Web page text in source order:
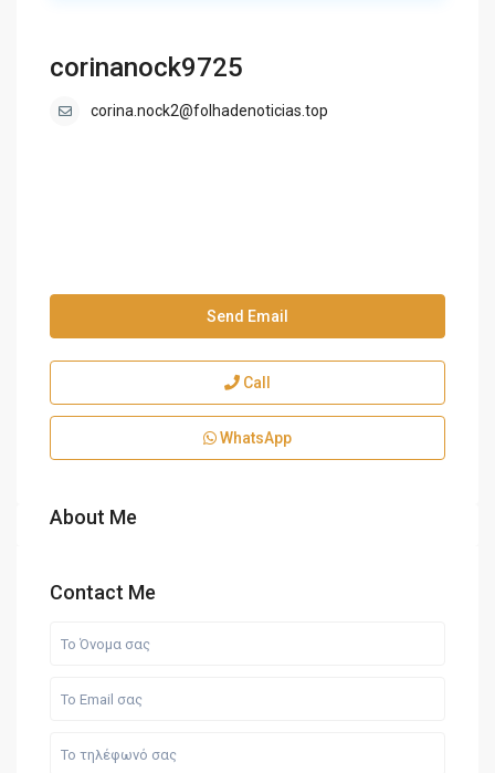
corinanock9725
corina.nock2@folhadenoticias.top
Send Email
Call
WhatsApp
About Me
Contact Me